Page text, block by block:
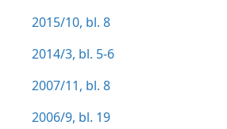
2015/10, bl. 8
2014/3, bl. 5-6
2007/11, bl. 8
2006/9, bl. 19